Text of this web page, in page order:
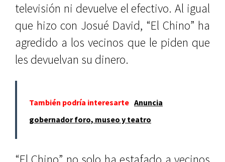
televisión ni devuelve el efectivo. Al igual
que hizo con Josué David, “El Chino” ha
agredido a los vecinos que le piden que
les devuelvan su dinero.
También podría interesarte Anuncia
gobernador foro, museo y teatro